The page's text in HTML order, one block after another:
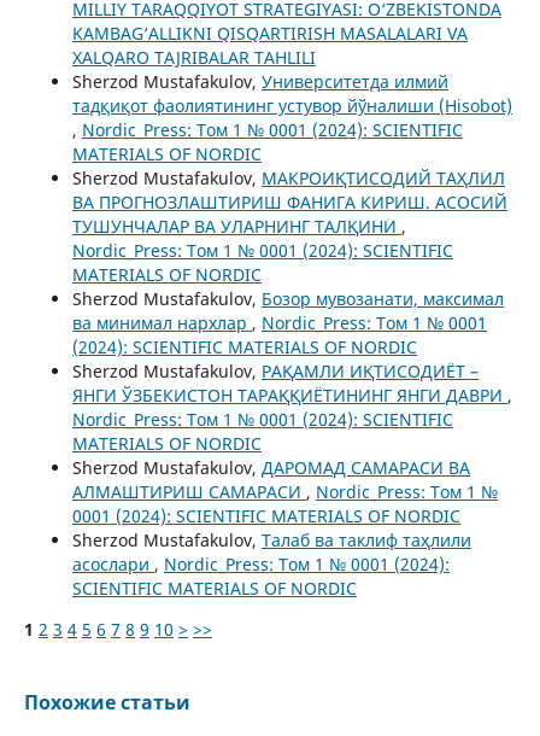
MILLIY TARAQQIYOT STRATEGIYASI: O‘ZBEKISTONDA
KAMBAG‘ALLIKNI QISQARTIRISH MASALALARI VA
XALQARO TAJRIBALAR TAHLILI
Sherzod Mustafakulov, Университетда илмий
тадқиқот фаолиятининг устувор йўналиши (Hisobot)
, Nordic_Press: Том 1 № 0001 (2024): SCIENTIFIC
MATERIALS OF NORDIC
Sherzod Mustafakulov, МАКРОИҚТИСОДИЙ ТАҲЛИЛ
ВА ПРОГНОЗЛАШТИРИШ ФАНИГА КИРИШ. АСОСИЙ
ТУШУНЧАЛАР ВА УЛАРНИНГ ТАЛҚИНИ ,
Nordic_Press: Том 1 № 0001 (2024): SCIENTIFIC
MATERIALS OF NORDIC
Sherzod Mustafakulov, Бозор мувозанати, максимал
ва минимал нархлар , Nordic_Press: Том 1 № 0001
(2024): SCIENTIFIC MATERIALS OF NORDIC
Sherzod Mustafakulov, РАҚАМЛИ ИҚТИСОДИЁТ –
ЯНГИ ЎЗБЕКИСТОН ТАРАҚҚИЁТИНИНГ ЯНГИ ДАВРИ ,
Nordic_Press: Том 1 № 0001 (2024): SCIENTIFIC
MATERIALS OF NORDIC
Sherzod Mustafakulov, ДАРОМАД САМАРАСИ ВА
АЛМАШТИРИШ САМАРАСИ , Nordic_Press: Том 1 №
0001 (2024): SCIENTIFIC MATERIALS OF NORDIC
Sherzod Mustafakulov, Талаб ва таклиф таҳлили
асослари , Nordic_Press: Том 1 № 0001 (2024):
SCIENTIFIC MATERIALS OF NORDIC
1 2 3 4 5 6 7 8 9 10 > >>
Похожие статьи